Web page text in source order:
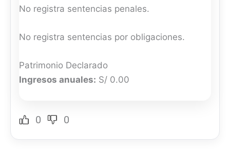
No registra sentencias penales.
No registra sentencias por obligaciones.
Patrimonio Declarado
Ingresos anuales: S/ 0.00
0 0